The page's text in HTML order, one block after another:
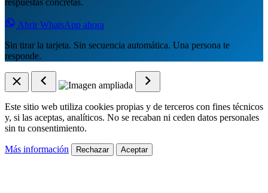
respuestas concretas.
Abrir WhatsApp ahora
Sin tirar la tarjeta. Sin secuencia automática. Una persona te
responde.
Este sitio web utiliza cookies propias y de terceros con fines técnicos
y, si las aceptas, analíticos. No se recaban ni ceden datos personales
sin tu consentimiento.
Más información Rechazar Aceptar